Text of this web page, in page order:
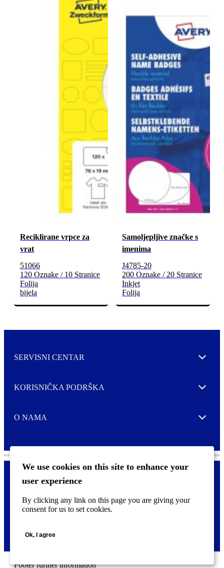
We use cookies on this site to enhance your
user experience
By clicking any link on this page you are giving your
consent for us to set cookies.
Ok, I agree
Reciklirane vrpce za
vrat
51066
120 Oznake / 10 Stranice
Folija
bijela
Samoljepljive značke s
imenima
J4785-20
200 Oznake / 20 Stranice
Inkjet
Folija
SERVISNI CENTAR Expand
KORISNIČKA PODRŠKA Expand
O NAMA Expand
o
n
Pravne i tzv. Cookie obavijesti
Footer further information